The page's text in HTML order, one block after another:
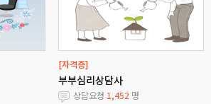
[자격증]
부부심리상담사
상담요청 1,452명